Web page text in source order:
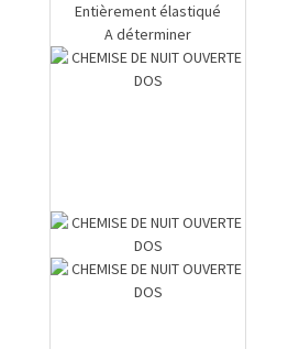
Entièrement élastiqué
A déterminer